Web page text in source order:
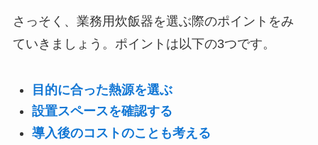
さっそく、業務用炊飯器を選ぶ際のポイントをみ
ていきましょう。ポイントは以下の3つです。
目的に合った熱源を選ぶ
設置スペースを確認する
導入後のコストのことも考える